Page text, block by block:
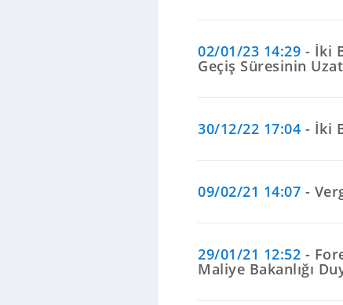
02/01/23 14:29 - İki
Geçiş Süresinin
30/12/22 17:04 - İki
09/02/21 14:07 -
29/01/21 12:52 -
Maliye Bakanlığı